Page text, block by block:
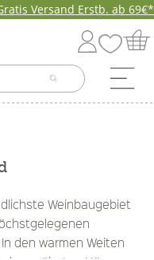
Versand Erstb. ab 69€*
Weinbaugebiet
den warmen Weiten